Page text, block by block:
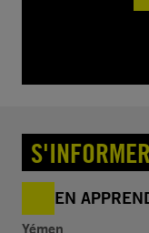
S'INFORMER
EN
Yémen